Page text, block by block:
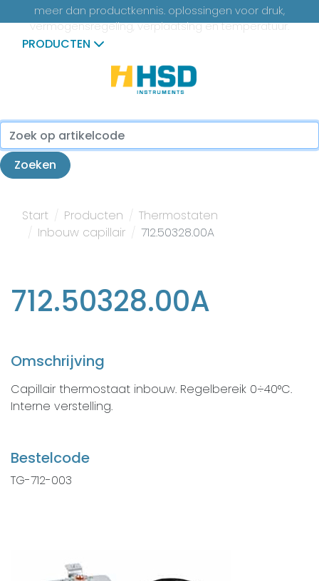
meer dan productkennis. oplossingen voor druk,
vermogensregeling, verplaatsing en temperatuur.
PRODUCTEN
...
Zoeken
Start Producten
Thermostaten
Inbouw capillair
712.50328.00A
712.50328.00A
Omschrijving
Capillair thermostaat inbouw. Regelbereik 0÷40°C.
Interne verstelling.
Bestelcode
TG-712-003